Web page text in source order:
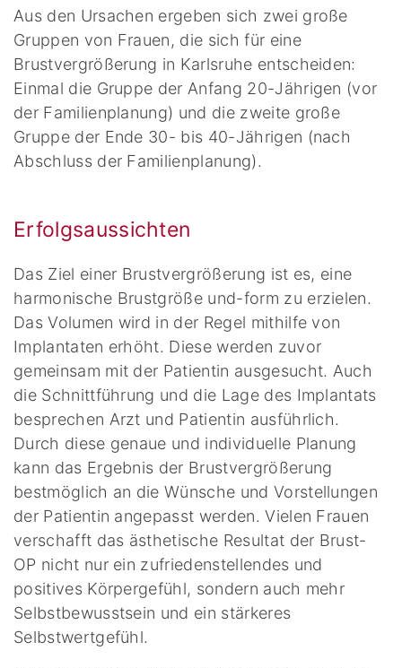
Aus den Ursachen ergeben sich zwei große
Gruppen von Frauen, die sich für eine
Brustvergrößerung in Karlsruhe entscheiden:
Einmal die Gruppe der Anfang 20-Jährigen (vor
der Familienplanung) und die zweite große
Gruppe der Ende 30- bis 40-Jährigen (nach
Abschluss der Familienplanung).
Erfolgsaussichten
Das Ziel einer Brustvergrößerung ist es, eine
harmonische Brustgröße und-form zu erzielen.
Das Volumen wird in der Regel mithilfe von
Implantaten erhöht. Diese werden zuvor
gemeinsam mit der Patientin ausgesucht. Auch
die Schnittführung und die Lage des Implantats
besprechen Arzt und Patientin ausführlich.
Durch diese genaue und individuelle Planung
kann das Ergebnis der Brustvergrößerung
bestmöglich an die Wünsche und Vorstellungen
der Patientin angepasst werden. Vielen Frauen
verschafft das ästhetische Resultat der Brust-
OP nicht nur ein zufriedenstellendes und
positives Körpergefühl, sondern auch mehr
Selbstbewusstsein und ein stärkeres
Selbstwertgefühl.